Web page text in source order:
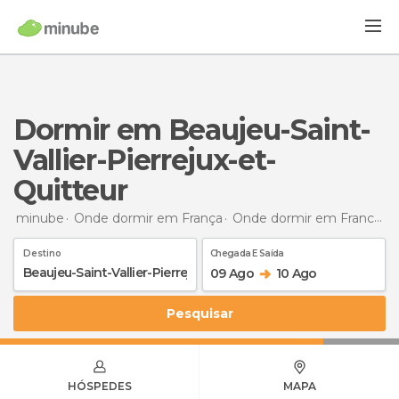
Dormir em Beaujeu-Saint-
Vallier-Pierrejux-et-
Quitteur
minube Onde dormir em França Onde dormir em Franco-Condado
Destino Chegada E Saída
09 Ago 10 Ago
Pesquisar
HÓSPEDES MAPA